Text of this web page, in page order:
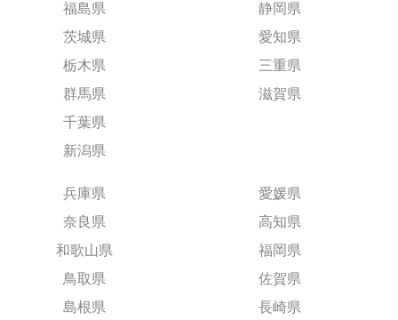
福島県
茨城県
栃木県
群馬県
千葉県
新潟県
静岡県
愛知県
三重県
滋賀県
兵庫県
奈良県
和歌山県
鳥取県
島根県
愛媛県
高知県
福岡県
佐賀県
長崎県